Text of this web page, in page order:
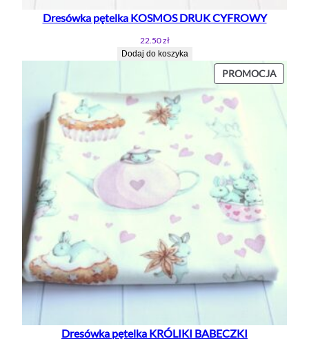
Dresówka pętelka KOSMOS DRUK CYFROWY
22.50zł
Dodaj do koszyka
PROMOCJA
W
Dresówka pętelka KRÓLIKI BABECZKI